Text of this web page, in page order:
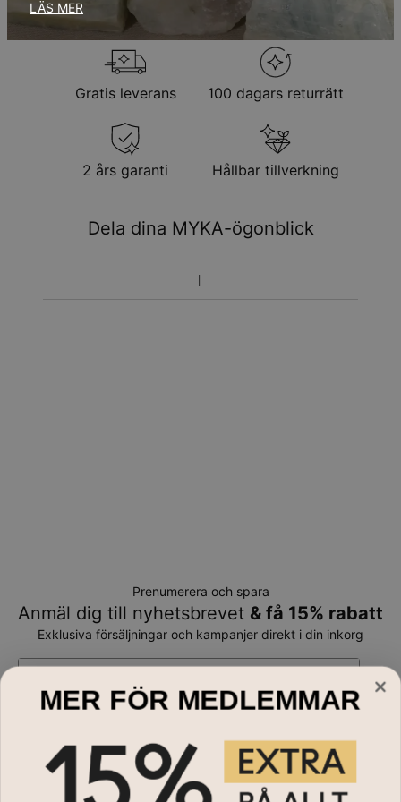
Observera att personliga smycken är unika och endast kan
returneras för utbyte eller butikskredit
LÄS MER
Gratis leverans 100 dagars returrätt
2 års garanti Hållbar tillverkning
Dela dina MYKA-ögonblick
Prenumerera och spara
Anmäl dig till nyhetsbrevet & få 15% rabatt
Exklusiva försäljningar och kampanjer direkt i din inkorg
Handla till
MER FÖR MEDLEMMAR